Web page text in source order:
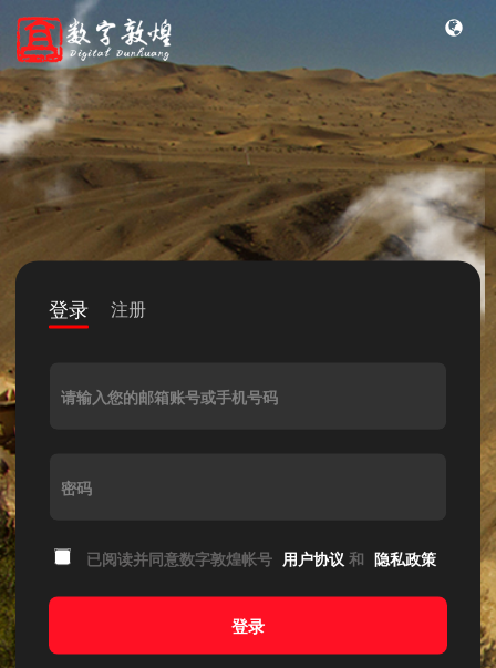
登录 注册
请输入您的邮箱账号或手机号码
密码
已阅读并同意数字敦煌帐号 用户协议 和 隐私政策
登录